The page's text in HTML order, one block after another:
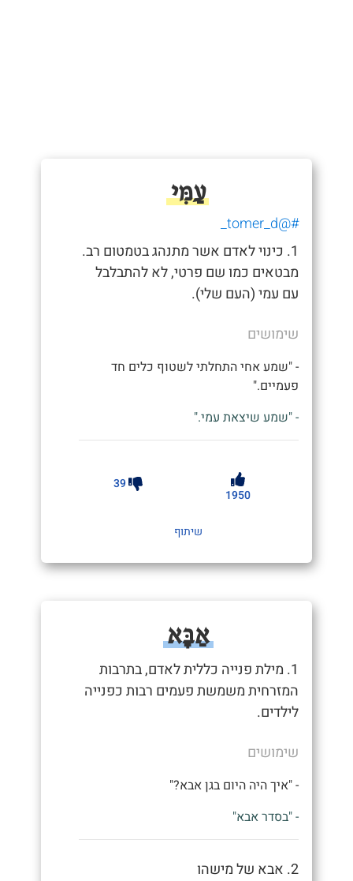
עַמִּי
#@tomer_d_
1. כינוי לאדם אשר מתנהג בטמטום רב.
מבטאים כמו שם פרטי, לא להתבלבל
עם עמי (העם שלי).
שימושים
- "שמע אחי התחלתי לשטוף כלים חד
פעמיים."
- "שמע שיצאת עמי."
1950
39
שיתוף
אַבָּא
1. מילת פנייה כללית לאדם, בתרבות
המזרחית משמשת פעמים רבות כפנייה
לילדים.
שימושים
- "איך היה היום בגן אבא?"
- "בסדר אבא"
2. אבא של מישהו